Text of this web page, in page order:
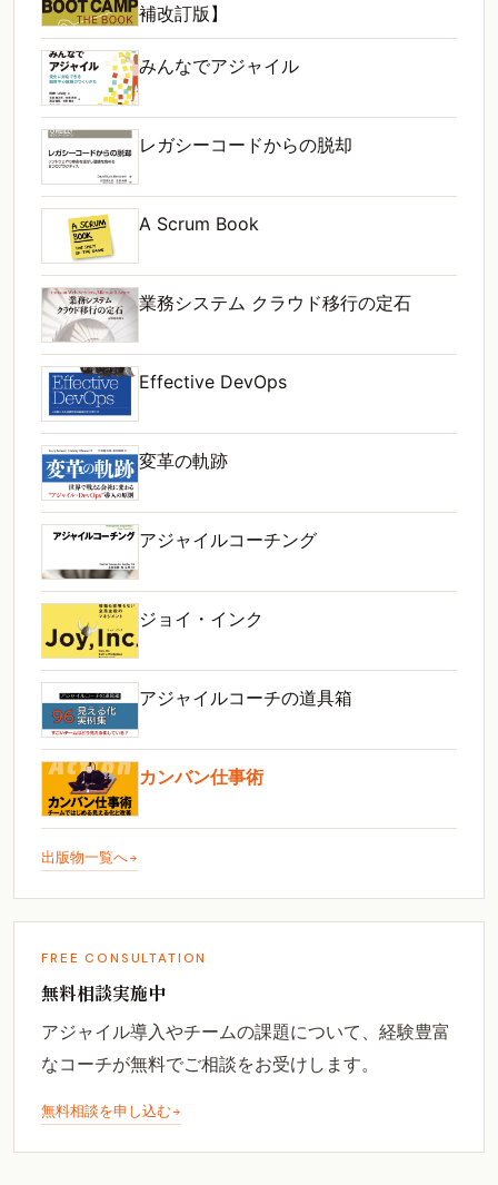
補改訂版】
みんなでアジャイル
レガシーコードからの脱却
A Scrum Book
業務システム クラウド移行の定石
Effective DevOps
変革の軌跡
アジャイルコーチング
ジョイ・インク
アジャイルコーチの道具箱
カンバン仕事術
出版物一覧へ
FREE CONSULTATION
無料相談実施中
アジャイル導入やチームの課題について、経験豊富
なコーチが無料でご相談をお受けします。
無料相談を申し込む